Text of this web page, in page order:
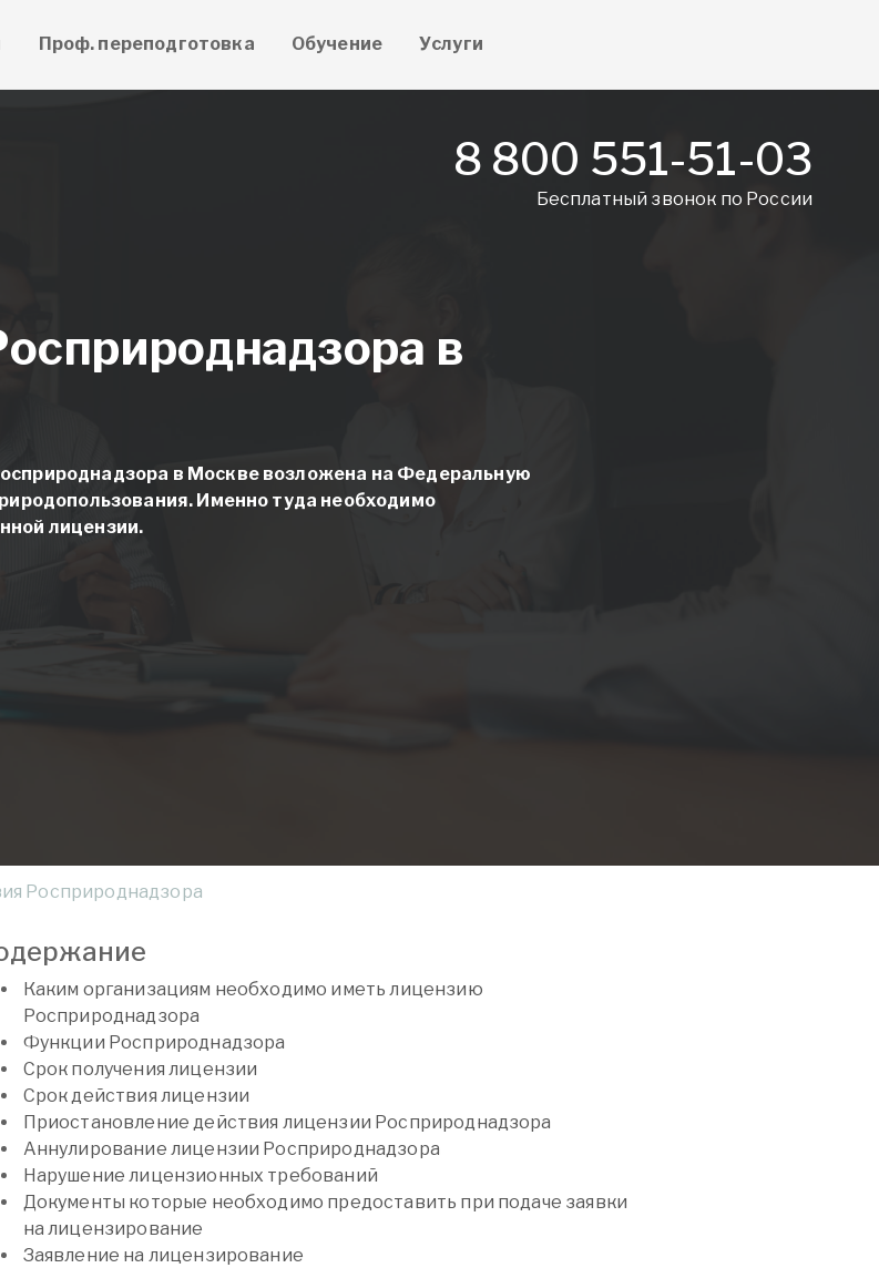
Проф. переподготовка Обучение Услуги
8 800 551-51-03
Бесплатный звонок по России
в
в Москве возложена на Федеральную
Именно туда необходимо
лицензии.
Росприроднадзора
Каким организациям необходимо иметь лицензию
Росприроднадзора
Функции Росприроднадзора
Срок получения лицензии
Срок действия лицензии
Приостановление действия лицензии Росприроднадзора
Аннулирование лицензии Росприроднадзора
Нарушение лицензионных требований
Документы которые необходимо предоставить при подаче заявки
на лицензирование
Заявление на лицензирование